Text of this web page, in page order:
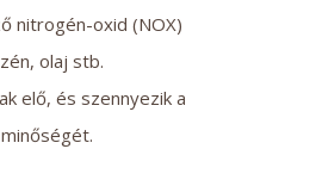
nitrogén-oxid (NOX)
olaj stb.
elő, és szennyezik a